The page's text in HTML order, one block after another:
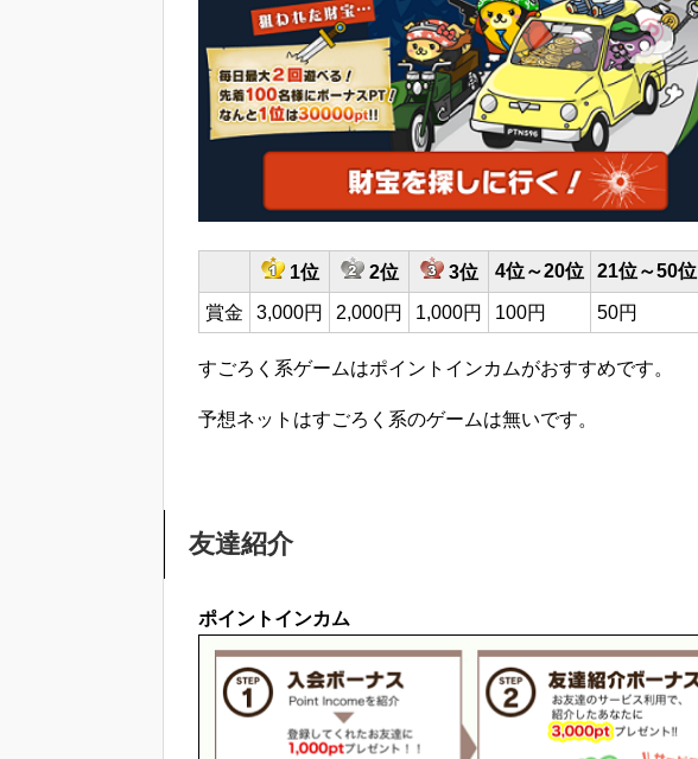
1位 2位 3位 4位～20位 21位～50位
賞金 3,000円 2,000円 1,000円 100円 50円
すごろく系ゲームはポイントインカムがおすすめです。
予想ネットはすごろく系のゲームは無いです。
友達紹介
ポイントインカム